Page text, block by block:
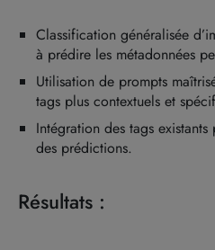
Classification généralisée
à prédire les métadonnées
Utilisation de prompts
tags plus contextuels et
Intégration des tags
des prédictions.
Résultats :